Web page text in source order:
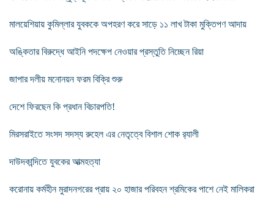
মালয়েশিয়ায় কুমিল্লার যুবককে অপহরণ করে সাড়ে ১১ লাখ টাকা মুক্তিপণ আদায়
অঙ্কিতার বিরুদ্ধে আইনি পদক্ষেপ নেওয়ার প্রস্তুতি নিচ্ছেন রিয়া
জাপার দলীয় মনোনয়ন ফরম বিক্রি শুরু
দেশে ফিরছেন কি প্রধান বিচারপতি!
মিরসরাইতে সংসদ সদস্য রুহেল এর নেতৃত্বে বিশাল শোক র‍্যালী
দাউদকান্দিতে যুবকের আত্মহত্যা
করোনায় কর্মহীন মুরাদনগরের প্রায় ২০ হাজার পরিবহন শ্রমিকের পাশে নেই মালিকরা